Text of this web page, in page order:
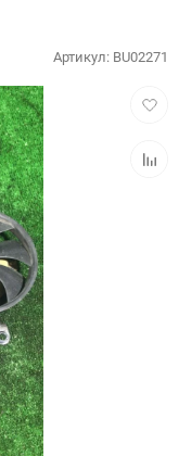
Артикул: BU02271